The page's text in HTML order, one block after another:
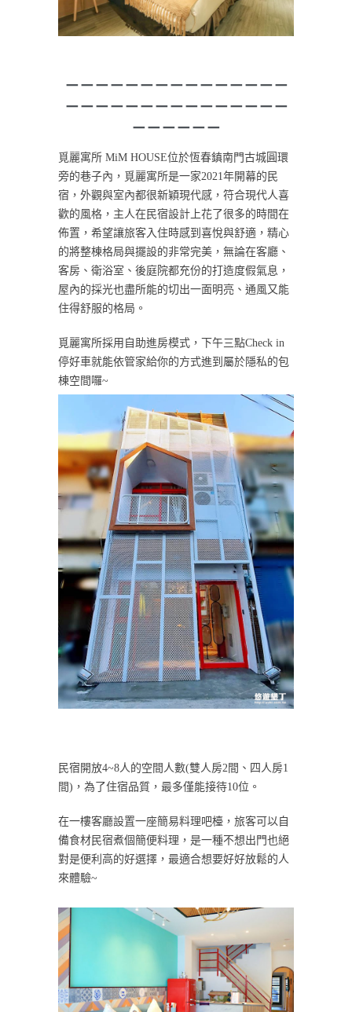
－－－－－－－－－－－－－－－
－－－－－－－－－－－－－－－
－－－－－－
覓麗寓所 MiM HOUSE位於恆春鎮南門古城圓環
旁的巷子內，覓麗寓所是一家2021年開幕的民
宿，外觀與室內都很新穎現代感，符合現代人喜
歡的風格，主人在民宿設計上花了很多的時間在
佈置，希望讓旅客入住時感到喜悅與舒適，精心
的將整棟格局與擺設的非常完美，無論在客廳、
客房、衛浴室、後庭院都充份的打造度假氣息，
屋內的採光也盡所能的切出一面明亮、通風又能
住得舒服的格局。
覓麗寓所採用自助進房模式，下午三點Check in
停好車就能依管家給你的方式進到屬於隱私的包
棟空間囉~
民宿開放4~8人的空間人數(雙人房2間、四人房1
間)，為了住宿品質，最多僅能接待10位。
在一樓客廳設置一座簡易料理吧檯，旅客可以自
備食材民宿煮個簡便料理，是一種不想出門也絕
對是便利高的好選擇，最適合想要好好放鬆的人
來體驗~